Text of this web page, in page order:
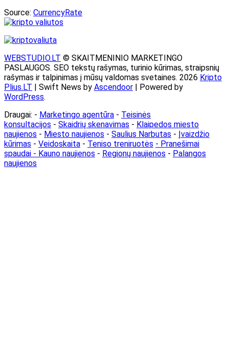
Source: CurrencyRate
WEBSTUDIO.LT © SKAITMENINIO MARKETINGO
PASLAUGOS. SEO tekstų rašymas, turinio kūrimas, straipsnių
rašymas ir talpinimas į mūsų valdomas svetaines. 2026 Kripto
Plius.LT | Swift News by Ascendoor | Powered by
WordPress.
Draugai: - Marketingo agentūra - Teisinės
konsultacijos - Skaidrių skenavimas - Klaipedos miesto
naujienos - Miesto naujienos - Saulius Narbutas - Įvaizdžio
kūrimas - Veidoskaita - Teniso treniruotės - Pranešimai
spaudai - Kauno naujienos - Regionų naujienos - Palangos
naujienos